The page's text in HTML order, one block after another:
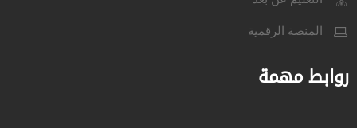
المنصة الرقمية
روابط مهمة